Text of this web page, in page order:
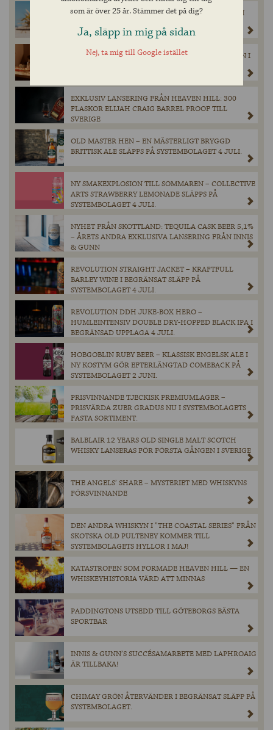
NELSON’S REVENGE – BRITTISK PREMIUMBITTER I
EN TRIPPEL TEQUILA FRÅN LUNAZUL – ÄNTLIGEN I
EXKLUSIV LANSERING FRÅN HEAVEN HILL: 300
FLASKOR ELIJAH CRAIG BARREL PROOF TILL
SVERIGE
OLD MASTER HEN – EN MÄSTERLIGT BRYGGD
BRITTISK ALE SLÄPPS PÅ SYSTEMBOLAGET 4 JULI.
NY SMAKEXPLOSION TILL SOMMAREN – COLLECTIVE
ARTS STRAWBERRY LEMONADE SLÄPPS PÅ
SYSTEMBOLAGET 4 JULI.
NYHET FRÅN SKOTTLAND: TEQUILA CASK BEER 5,1%
– ÅRETS ANDRA EXKLUSIVA LANSERING FRÅN INNIS
& GUNN
REVOLUTION STRAIGHT JACKET – KRAFTFULL
BARLEY WINE I BEGRÄNSAT SLÄPP PÅ
SYSTEMBOLAGET 4 JULI.
REVOLUTION DDH JUKE-BOX HERO –
HUMLEINTENSIV DOUBLE DRY-HOPPED BLACK IPA I
BEGRÄNSAD UPPLAGA 4 JULI.
HOBGOBLIN RUBY BEER – KLASSISK ENGELSK ALE I
NY KOSTYM GÖR EFTERLÄNGTAD COMEBACK PÅ
SYSTEMBOLAGET 2 JUNI.
PRISVINNANDE TJECKISK PREMIUMLAGER –
PRISVÄRDA ZUBR GRADUS NU I SYSTEMBOLAGETS
FASTA SORTIMENT.
BALBLAIR 12 YEARS OLD SINGLE MALT SCOTCH
WHISKY LANSERAS FÖR FÖRSTA GÅNGEN I SVERIGE
THE ANGELS’ SHARE – MYSTERIET MED WHISKYNS
FÖRSVINNANDE
DEN ANDRA WHISKYN I ”THE COASTAL SERIES” FRÅN
SKOTSKA OLD PULTENEY KOMMER TILL
SYSTEMBOLAGETS HYLLOR I MAJ!
KATASTROFEN SOM FORMADE HEAVEN HILL — EN
WHISKEYHISTORIA VÄRD ATT MINNAS
PADDINGTONS UTSEDD TILL GÖTEBORGS BÄSTA
SPORTBAR
INNIS & GUNN’S SUCCÉSAMARBETE MED LAPHROAIG
ÄR TILLBAKA!
CHIMAY GRÖN ÅTERVÄNDER I BEGRÄNSAT SLÄPP PÅ
SYSTEMBOLAGET.
som är över 25 år. Stämmer det på dig?
Ja, släpp in mig på sidan
Nej, ta mig till Google istället